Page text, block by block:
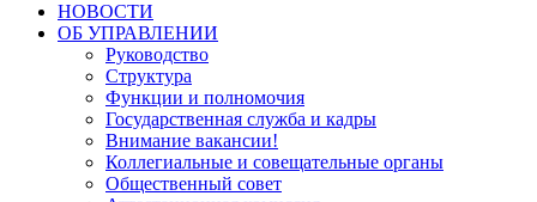
НОВОСТИ
ОБ УПРАВЛЕНИИ
Руководство
Структура
Функции и полномочия
Государственная служба и кадры
Внимание вакансии!
Коллегиальные и совещательные органы
Общественный совет